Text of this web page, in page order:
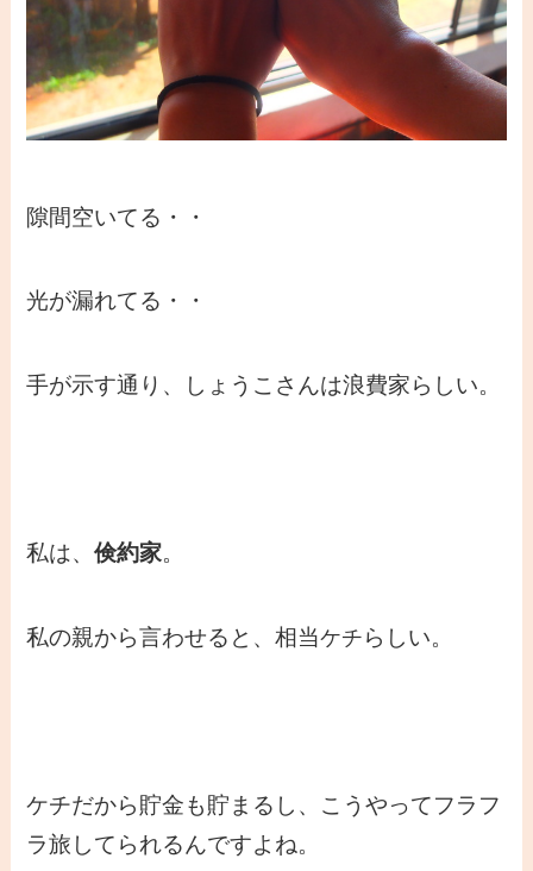
隙間空いてる・・
光が漏れてる・・
手が示す通り、しょうこさんは浪費家らしい。
私は、倹約家。
私の親から言わせると、相当ケチ らしい。
ケチだから貯金も貯まるし、こうやってフラフ
ラ旅してられるんですよね。